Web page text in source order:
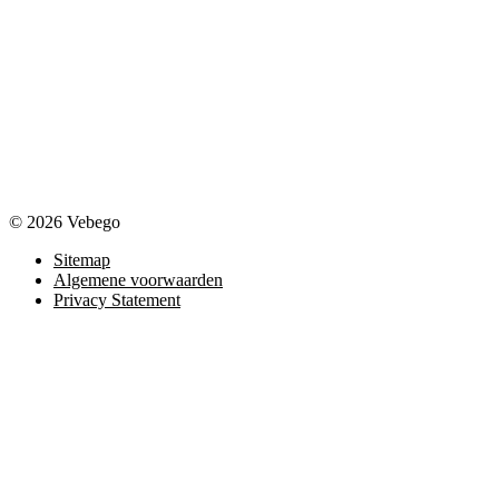
© 2026 Vebego
Sitemap
Algemene voorwaarden
Privacy Statement